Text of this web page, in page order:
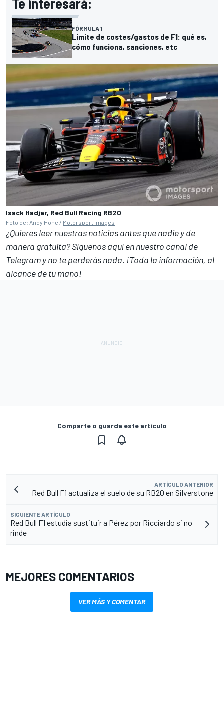
FÓRMULA 1
Límite de costes/gastos de F1: qué es,
cómo funciona, sanciones, etc
Isack Hadjar, Red Bull Racing RB20
Foto de: Andy Hone / Motorsport Images
¿Quieres leer nuestras noticias antes que nadie y de
manera gratuita? Síguenosaquí en nuestro canal de
Telegramy no te perderás nada. ¡Toda la información, al
alcance de tu mano!
Comparte o guarda este artículo
ARTÍCULO ANTERIOR
Red Bull F1 actualiza el suelo de su RB20 en Silverstone
SIGUIENTE ARTÍCULO
Red Bull F1 estudia sustituir a Pérez por Ricciardo si no
rinde
MEJORES COMENTARIOS
VER MÁS Y COMENTAR